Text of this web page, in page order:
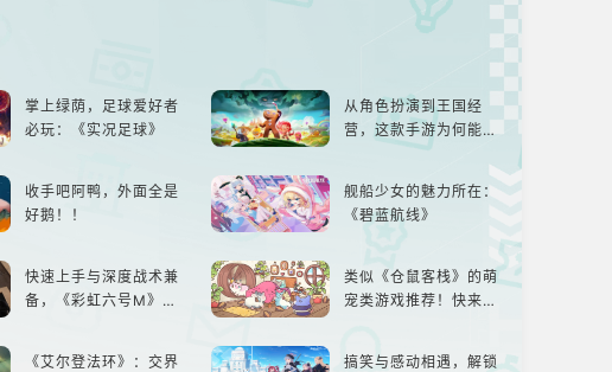
掌上绿荫，足球爱好者
必玩：《实况足球》
从角色扮演到王国经
营，这款手游为何能俘
收手吧阿鸭，外面全是
好鹅！！
舰船少女的魅力所在：
《碧蓝航线》
快速上手与深度战术兼
备，《彩虹六号M》是
类似《仓鼠客栈》的萌
宠类游戏推荐！快来养
《艾尔登法环》：交界
搞笑与感动相遇，解锁